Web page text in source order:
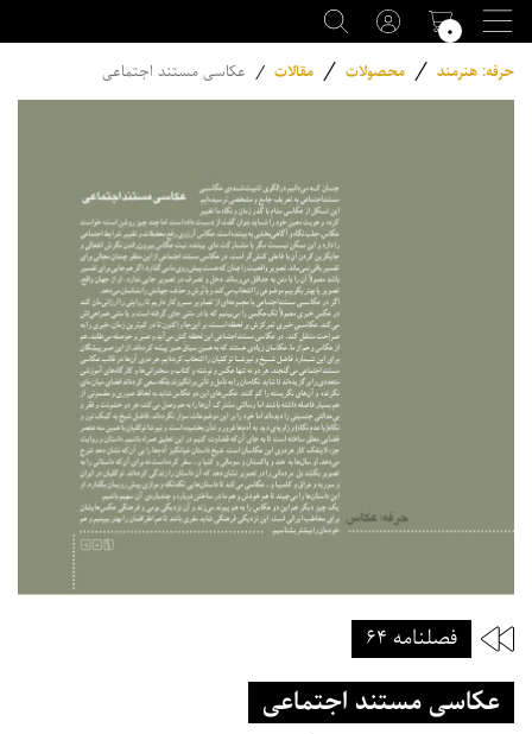
۰
حرفه: هنرمند / محصولات / مقالات / عکاسی مستند اجتماعی
فصلنامه ۶۴
عکاسی مستند اجتماعی